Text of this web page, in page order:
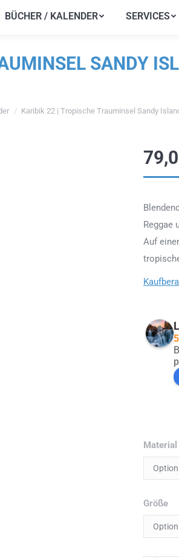
BÜCHER / KALENDER SERVICES
SANDY
hier:Karibik 22 | Tropische Trauminsel Sandy
Reggae
Auf
Material
Größe
BÜCHER / KALENDER SERVICES